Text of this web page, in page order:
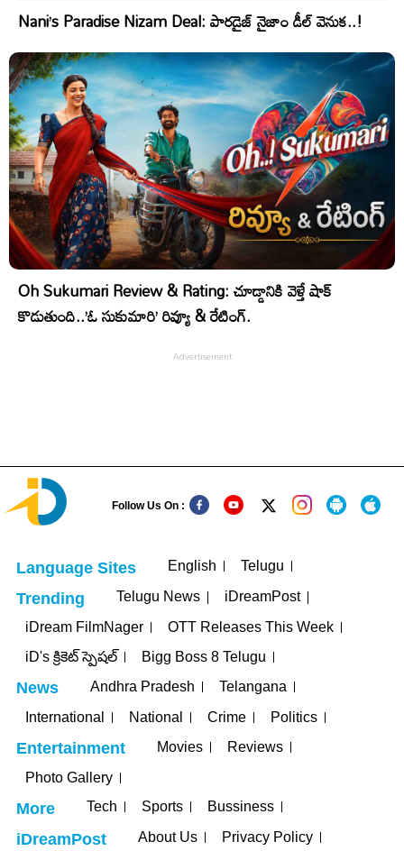
Nani’s Paradise Nizam Deal: పారడైజ్ నైజాం డీల్ వెనుక..!
Oh Sukumari Review & Rating: చూడ్డానికి వెళ్తే షాక్
కొడుతుంది..’ఓ సుకుమారి’ రివ్యూ & రేటింగ్.
Follow Us On :
Language Sites English Telugu
Trending Telugu News
iDreamPost
iDream FilmNager
OTT Releases This Week
iD's క్రికెట్ స్పెషల్
Bigg Boss 8 Telugu
News Andhra Pradesh
Telangana
International
National Crime Politics
Entertainment Movies
Reviews
Photo Gallery
More Tech Sports Bussiness
iDreamPost About Us Privacy Policy